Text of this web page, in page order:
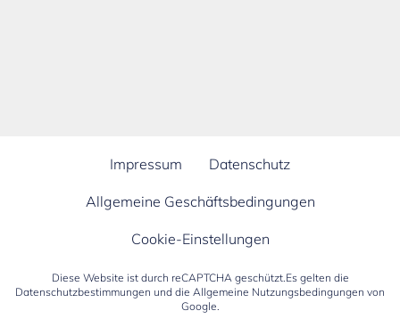
Impressum Datenschutz
Allgemeine Geschäftsbedingungen
Cookie-Einstellungen
Diese Website ist durch reCAPTCHA geschützt.Es gelten die
Datenschutzbestimmungen und die Allgemeine Nutzungsbedingungen von
Google.